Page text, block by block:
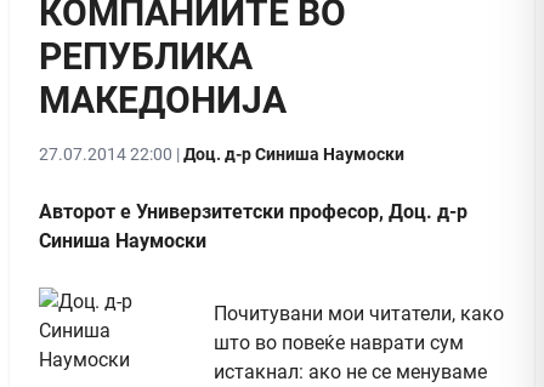
КОМПАНИИТЕ ВО
РЕПУБЛИКА
МАКЕДОНИЈА
27.07.2014 22:00 |Доц. д-р Синиша Наумоски
Авторот е Универзитетски професор, Доц. д-р
Синиша Наумоски
Почитувани мои читатели, како
што во повеќе наврати сум
истакнал: ако не се менуваме